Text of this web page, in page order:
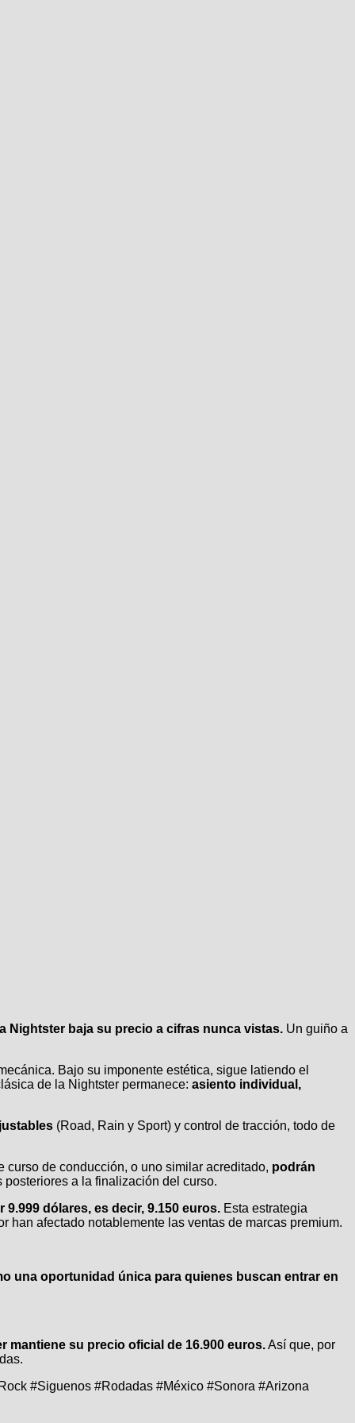
la Nightster baja su precio a cifras nunca vistas. Un guiño a
Bajo su imponente estética, sigue latiendo el
de la Nightster permanece: asiento individual,
(Road, Rain y Sport) y control de tracción, todo de
de conducción, o uno similar acreditado, podrán
a la finalización del curso.
dólares, es decir, 9.150 euros. Esta estrategia
afectado notablemente las ventas de marcas premium.
una oportunidad única para quienes buscan entrar en
mantiene su precio oficial de 16.900 euros.Así que, por
#Siguenos #Rodadas #México #Sonora #Arizona